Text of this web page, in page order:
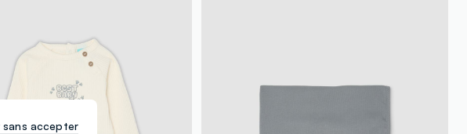
sans accepter